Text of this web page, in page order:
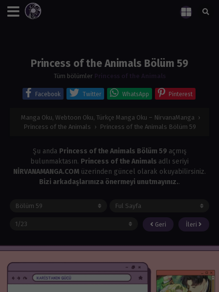
Princess of the Animals Bölüm 59
Tüm bölümler Princess of the Animals
Facebook Twitter WhatsApp Pinterest
Manga Oku, Webtoon Oku, Türkçe Manga Oku – NirvanaManga ›
Princess of the Animals › Princess of the Animals Bölüm 59
Şu anda Princess of the Animals Bölüm 59 açmış
bulunmaktasın. Princess of the Animals adlı seriyi
NİRVANAMANGA.COM üzerinden güncel olarak okuyabilirsiniz.
Bizi arkadaşlarınıza önermeyi unutmayınız..
Geri İleri